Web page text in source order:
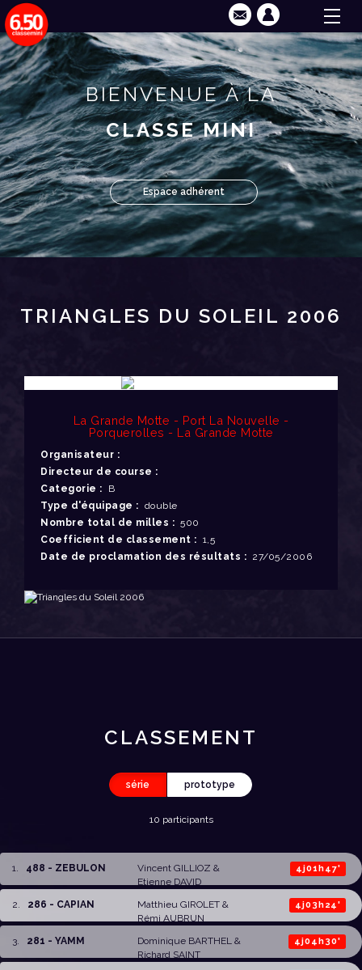
BIENVENUE À LA
CLASSE MINI
Espace adhérent
TRIANGLES DU SOLEIL 2006
La Grande Motte - Port La Nouvelle -
Porquerolles - La Grande Motte
Organisateur :
Directeur de course :
Categorie : B
Type d'équipage : double
Nombre total de milles : 500
Coefficient de classement : 1,5
Date de proclamation des résultats : 27/05/2006
CLASSEMENT
série prototype
10 participants
1 488 - ZEBULON
Vincent GILLIOZ &
Etienne DAVID
4j01h47'
2 286 - CAPIAN Matthieu GIROLET&
Rémi AUBRUN
4j03h24'
3 281 - YAMM Dominique BARTHEL &
Richard SAINT
4j04h30'